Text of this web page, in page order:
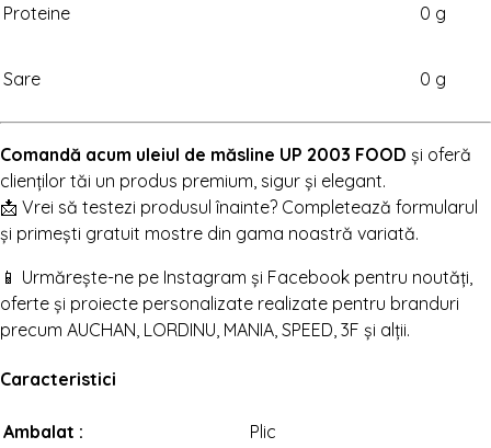
Proteine 0 g
Sare 0 g
Comandă acum uleiul de măsline UP 2003 FOOD și oferă
clienților tăi un produs premium, sigur și elegant.
📩 Vrei să testezi produsul înainte? Completează formularul
și primești gratuit mostre din gama noastră variată.
📱 Urmărește-ne pe Instagram și Facebook pentru noutăți,
oferte și proiecte personalizate realizate pentru branduri
precum AUCHAN, LORDINU, MANIA, SPEED, 3F și alții.
Caracteristici
Ambalat : Plic